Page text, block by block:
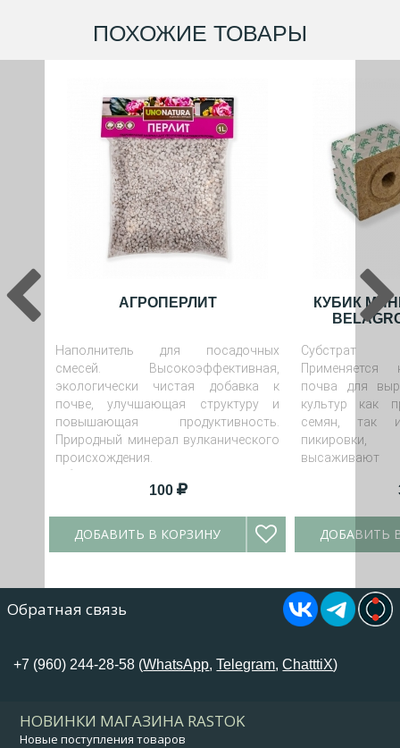
ПОХОЖИЕ ТОВАРЫ
АГРОПЕРЛИТ
Наполнитель для посадочных
смесей. Высокоэффективная,
экологически чистая добавка к
почве, улучшающая структуру и
повышающая продуктивность.
Природный минерал вулканического
происхождения.
Объём
100
ДОБАВИТЬ В КОРЗИНУ
КУБИК
Субстрат
Применяется
почва для
культур как
семян, так
ДОБАВИТЬ
Обратная связь
+7 (960) 244-28-58 (WhatsApp,Telegram,ChatttiX)
НОВИНКИ МАГАЗИНА RASTOK
Новые поступления товаров